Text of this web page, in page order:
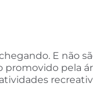
E não
pela